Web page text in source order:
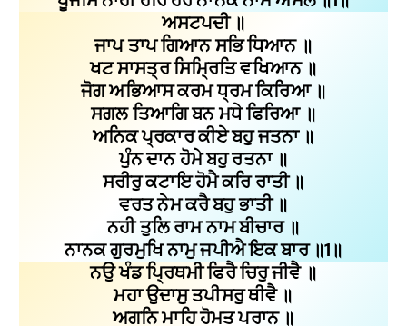
ਅਸਟਪਦੀ ॥
ਜਾਪ ਤਾਪ ਗਿਆਨ ਸਭਿ ਧਿਆਨ ॥
ਖਟ ਸਾਸਤ੍ਰ ਸਿਮ੍ਰਿਤਿ ਵਖਿਆਨ ॥
ਜੋਗ ਅਭਿਆਸ ਕਰਮ ਧ੍ਰਮ ਕਿਰਿਆ ॥
ਸਗਲ ਤਿਆਗਿ ਬਨ ਮਧੇ ਫਿਰਿਆ ॥
ਅਨਿਕ ਪ੍ਰਕਾਰ ਕੀਏ ਬਹੁ ਜਤਨਾ ॥
ਪੁੰਨ ਦਾਨ ਹੋਮੇ ਬਹੁ ਰਤਨਾ ॥
ਸਰੀਰੁ ਕਟਾਇ ਹੋਮੈ ਕਰਿ ਰਾਤੀ ॥
ਵਰਤ ਨੇਮ ਕਰੈ ਬਹੁ ਭਾਤੀ ॥
ਨਹੀ ਤੁਲਿ ਰਾਮ ਨਾਮ ਬੀਚਾਰ ॥
ਨਾਨਕ ਗੁਰਮੁਖਿ ਨਾਮੁ ਜਪੀਐ ਇਕ ਬਾਰ ॥1॥
ਨਉ ਖੰਡ ਪ੍ਰਿਥਮੀ ਫਿਰੈ ਚਿਰੁ ਜੀਵੈ ॥
ਮਹਾ ਉਦਾਸੁ ਤਪੀਸਰੁ ਥੀਵੈ ॥
ਅਗਨਿ ਮਾਹਿ ਹੋਮਤ ਪਰਾਨ ॥